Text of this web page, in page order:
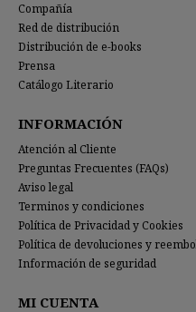
Compañía
Red de distribución
Distribución de e-books
Prensa
Catálogo Literario
INFORMACIÓN
Atención al Cliente
Preguntas Frecuentes (FAQs)
Aviso legal
Terminos y condiciones
Política de Privacidad y Cookies
Política de devoluciones y
Información de seguridad
MI CUENTA